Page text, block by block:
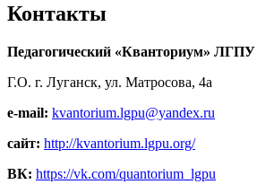
Контакты
Педагогический «Кванториум»
Г.О. г. Луганск, ул. Матросова, 4а
e-mail: kvantorium.lgpu@yandex.ru
сайт: http://kvantorium.lgpu.org/
ВК: https://vk.com/quantorium_lgpu